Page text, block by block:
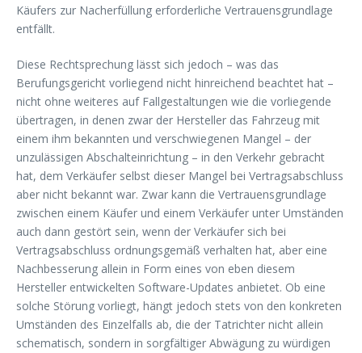
Käufers zur Nacherfüllung erforderliche Vertrauensgrundlage
entfällt.
Diese Rechtsprechung lässt sich jedoch – was das
Berufungsgericht vorliegend nicht hinreichend beachtet hat –
nicht ohne weiteres auf Fallgestaltungen wie die vorliegende
übertragen, in denen zwar der Hersteller das Fahrzeug mit
einem ihm bekannten und verschwiegenen Mangel – der
unzulässigen Abschalteinrichtung – in den Verkehr gebracht
hat, dem Verkäufer selbst dieser Mangel bei Vertragsabschluss
aber nicht bekannt war. Zwar kann die Vertrauensgrundlage
zwischen einem Käufer und einem Verkäufer unter Umständen
auch dann gestört sein, wenn der Verkäufer sich bei
Vertragsabschluss ordnungsgemäß verhalten hat, aber eine
Nachbesserung allein in Form eines von eben diesem
Hersteller entwickelten Software-Updates anbietet. Ob eine
solche Störung vorliegt, hängt jedoch stets von den konkreten
Umständen des Einzelfalls ab, die der Tatrichter nicht allein
schematisch, sondern in sorgfältiger Abwägung zu würdigen